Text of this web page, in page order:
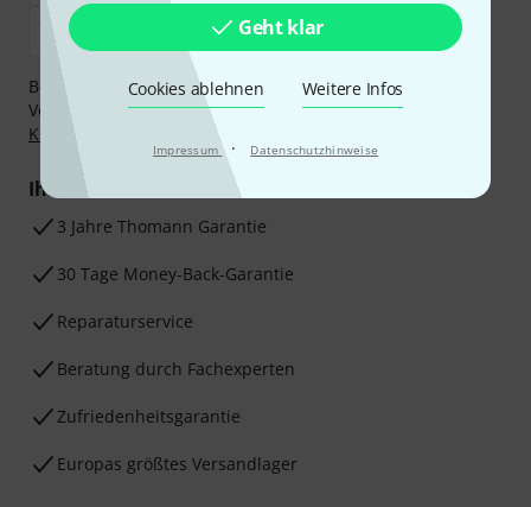
Geht klar
Cookies ablehnen Weitere Infos
Impressum · Datenschutzhinweise
Bezahlen Sie vertraulich und sicher per Nachnahme,
Vorkasse, PayPal, Amazon Pay,
Klarna Sofort bezahlen
Klarna Ratenzahlung
oder Kreditkarte.
Ihre Vorteile
3 Jahre Thomann Garantie
30 Tage Money-Back-Garantie
Reparaturservice
Beratung durch Fachexperten
Zufriedenheitsgarantie
Europas größtes Versandlager